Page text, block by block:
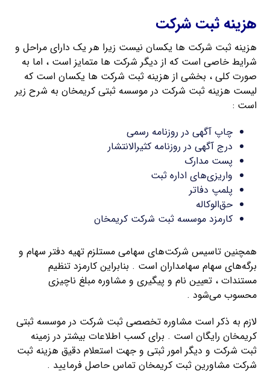
هزینه ثبت شرکت
هزینه ثبت شرکت ها یکسان نیست زیرا هر یک دارای مراحل و
شرایط خاصی است که از دیگر شرکت ها متمایز است ، اما به
صورت کلی ، بخشی از هزینه ثبت شرکت ها یکسان است که
لیست هزینه ثبت شرکت در موسسه ثبتی کریمخان به شرح زیر
است :
چاپ آگهی در روزنامه رسمی
درج آگهی در روزنامه کثیرالانتشار
پست مدارک
واریزی‌های اداره ثبت
پلمپ دفاتر
حق‌الوکاله
کارمزد موسسه ثبت شرکت کریمخان
همچنین تاسیس شرکت‌های سهامی مستلزم تهیه دفتر سهام و
برگه‌های سهام سهامداران است . بنابراین کارمزد تنظیم
مستندات ، تعیین نام و پیگیری و مشاوره مبلغ ناچیزی
محسوب می‌شود .
لازم به ذکر است مشاوره تخصصی ثبت شرکت در موسسه ثبتی
کریمخان رایگان است . برای کسب اطلاعات بیشتر در زمینه
ثبت شرکت و دیگر امور ثبتی و جهت استعلام دقیق هزینه ثبت
شرکت مشاورین ثبت کریمخان تماس حاصل فرمایید .